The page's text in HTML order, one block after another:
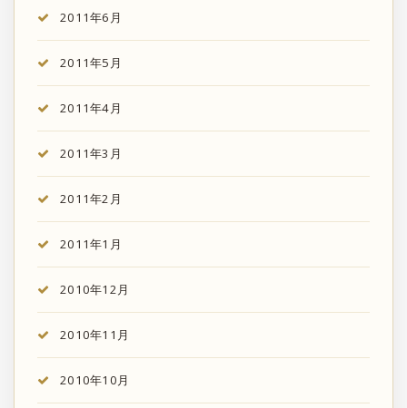
2011年6月
2011年5月
2011年4月
2011年3月
2011年2月
2011年1月
2010年12月
2010年11月
2010年10月